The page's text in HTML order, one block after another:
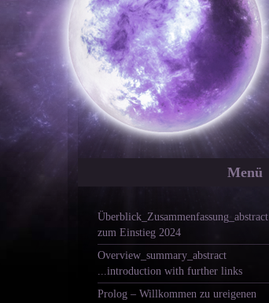
Menü
Überblick_Zusammenfassung_abstract
zum Einstieg 2024
Overview_summary_abstract
...introduction with further links
Prolog – Willkommen zu ureigenen